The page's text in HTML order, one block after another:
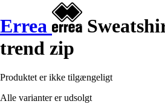
Errea
trend zip
Produktet er ikke tilgængeligt
Alle varianter er udsolgt